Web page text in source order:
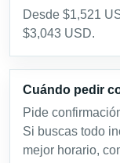
Desde $1,521
$3,043 USD.
Cuándo pedir
Pide
Si buscas todo
mejor horario,